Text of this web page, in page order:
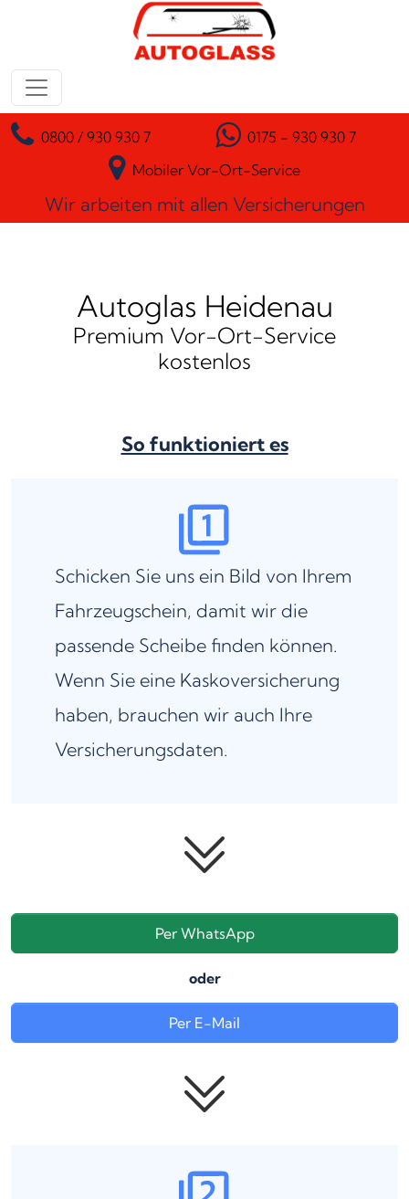
Zum Inhalt springen
Hauptnavigation
0800 / 930 930 7
0175 - 930 930 7
Mobiler Vor-Ort-Service
Wir arbeiten mit allen Versicherungen
Autoglas Heidenau
Premium Vor-Ort-Service
kostenlos
So funktioniert es
Schicken Sie uns ein Bild von Ihrem
Fahrzeugschein, damit wir die
passende Scheibe finden können.
Wenn Sie eine Kaskoversicherung
haben, brauchen wir auch Ihre
Versicherungsdaten.
Per WhatsApp
oder
Per E-Mail